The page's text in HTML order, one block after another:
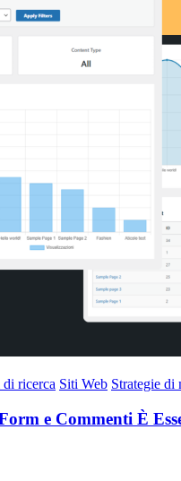
ricerca Siti Web Strategie di
e Commenti È